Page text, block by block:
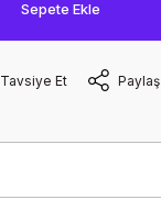
Sepete Ekle
Tavsiye Et Paylaş